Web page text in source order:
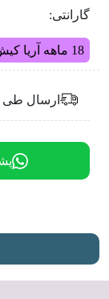
گارانتی:
18 ماهه آریا کیش
ارسال طی 1 تا 3 روز کاری